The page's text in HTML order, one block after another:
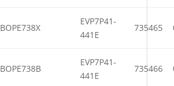
BOPE738X
EVP7P41-
441E
735465
BOPE738B
EVP7P41-
441E
735466